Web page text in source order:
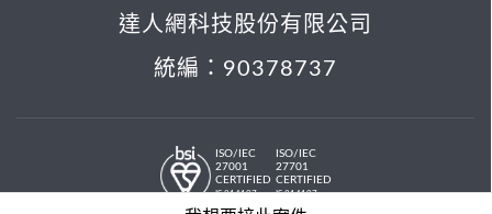
達人網科技股份有限公司
統編：90378737
ISO/IEC
27001
CERTIFIED
IS 814197
ISO/IEC
27701
CERTIFIED
IS 814197